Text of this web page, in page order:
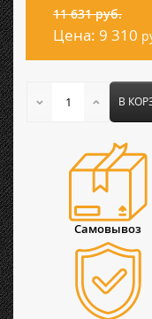
11 631 руб.
Цена: 9 310
В
Самовывоз